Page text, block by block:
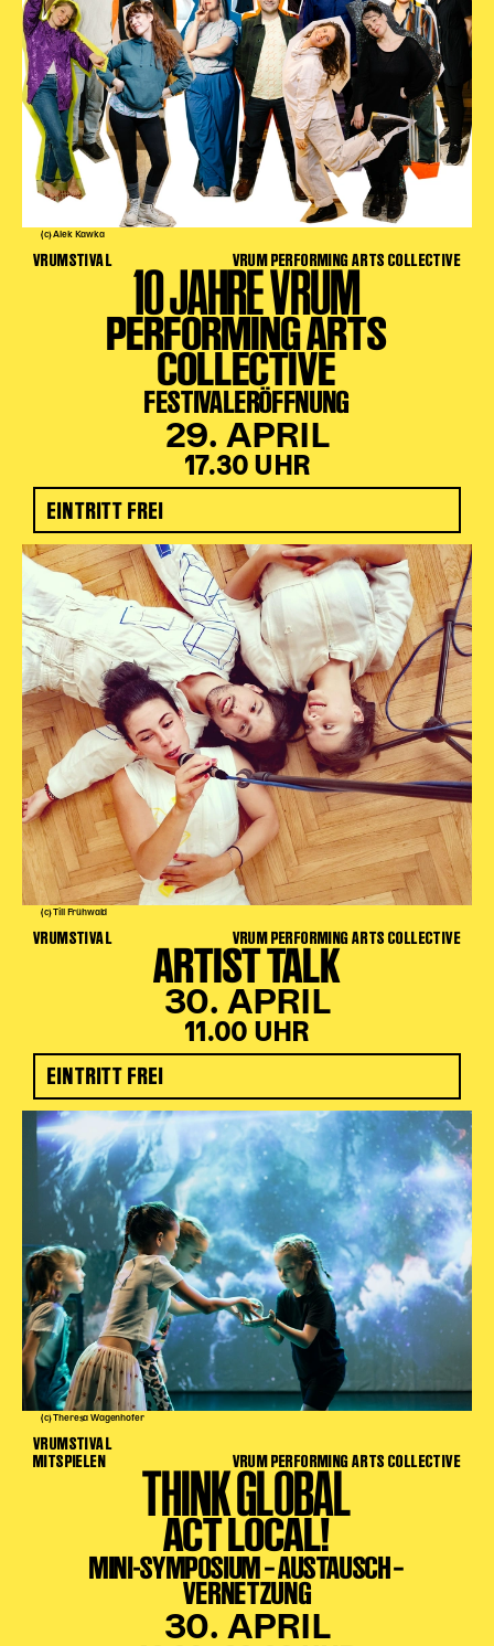
(c) Alek Kawka
VRUMSTIVAL VRUM PERFORMING ARTS COLLECTIVE
10 JAHRE VRUM
PERFORMING ARTS
COLLECTIVE
FESTIVALERÖFFNUNG
29. APRIL
17.30 UHR
EINTRITT FREI
(c) Till Frühwald
VRUMSTIVAL VRUM PERFORMING ARTS COLLECTIVE
ARTIST TALK
30. APRIL
11.00 UHR
EINTRITT FREI
(c) Theresa Wagenhofer
VRUMSTIVAL
MITSPIELEN
VRUM PERFORMING ARTS COLLECTIVE
THINK GLOBAL
ACT LOCAL!
MINI-SYMPOSIUM ‒ AUSTAUSCH ‒
VERNETZUNG
30. APRIL